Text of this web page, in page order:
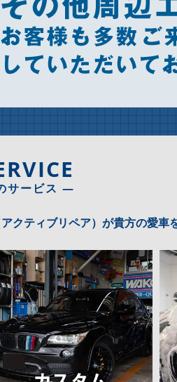
ービス ―
ティブリペア）が貴方の愛車